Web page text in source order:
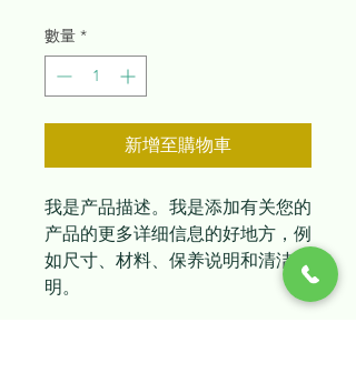
數量 *
新增至購物車
我是产品描述。我是添加有关您的
产品的更多详细信息的好地方，例
如尺寸、材料、保养说明和清洁说
明。